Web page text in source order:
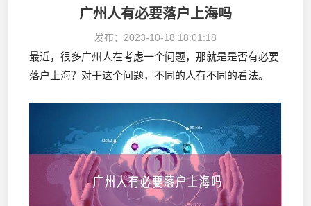
广州人有必要落户上海吗
发布： 2023-10-18 18:01:18
最近，很多广州人在考虑一个问题，那就是是否有必要
落户上海？对于这个问题，不同的人有不同的看法。